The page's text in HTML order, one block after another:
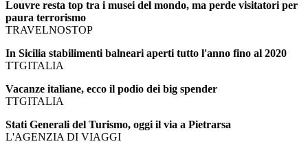
Louvre resta top tra i musei del mondo, ma perde visitatori per
paura terrorismo
TRAVELNOSTOP
In Sicilia stabilimenti balneari aperti tutto l'anno fino al 2020
TTGITALIA
Vacanze italiane, ecco il podio dei big spender
TTGITALIA
Stati Generali del Turismo, oggi il via a Pietrarsa
L'AGENZIA DI VIAGGI